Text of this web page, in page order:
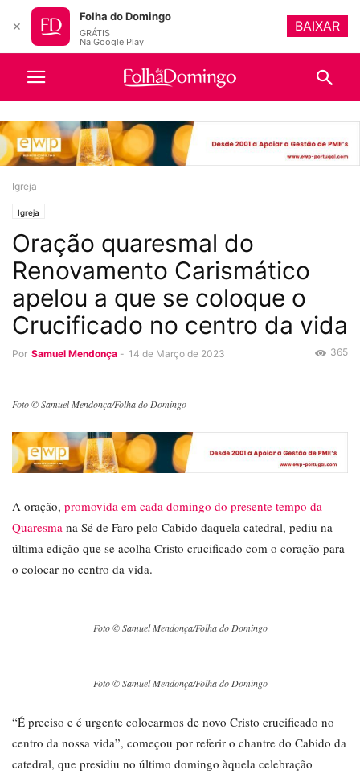
Igreja
Igreja
Oração quaresmal do
Renovamento Carismático
apelou a que se coloque o
Crucificado no centro da vida
Por Samuel Mendonça - 14 de Março de 2023 365
Foto © Samuel Mendonça/Folha do Domingo
A oração, promovida em cada domingo do presente tempo da
Quaresma na Sé de Faro pelo Cabido daquela catedral, pediu na
última edição que se acolha Cristo crucificado com o coração para
o colocar no centro da vida.
Foto © Samuel Mendonça/Folha do Domingo
Foto © Samuel Mendonça/Folha do Domingo
“É preciso e é urgente colocarmos de novo Cristo crucificado no
centro da nossa vida”, começou por referir o chantre do Cabido da
catedral, que presidiu no último domingo àquela celebração
✕
Folha do Domingo
GRÁTIS
Na Google Play
BAIXAR